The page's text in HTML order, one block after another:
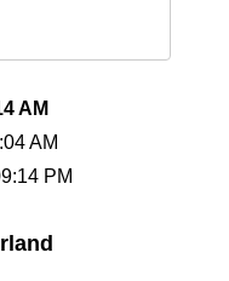
AM
AM
PM